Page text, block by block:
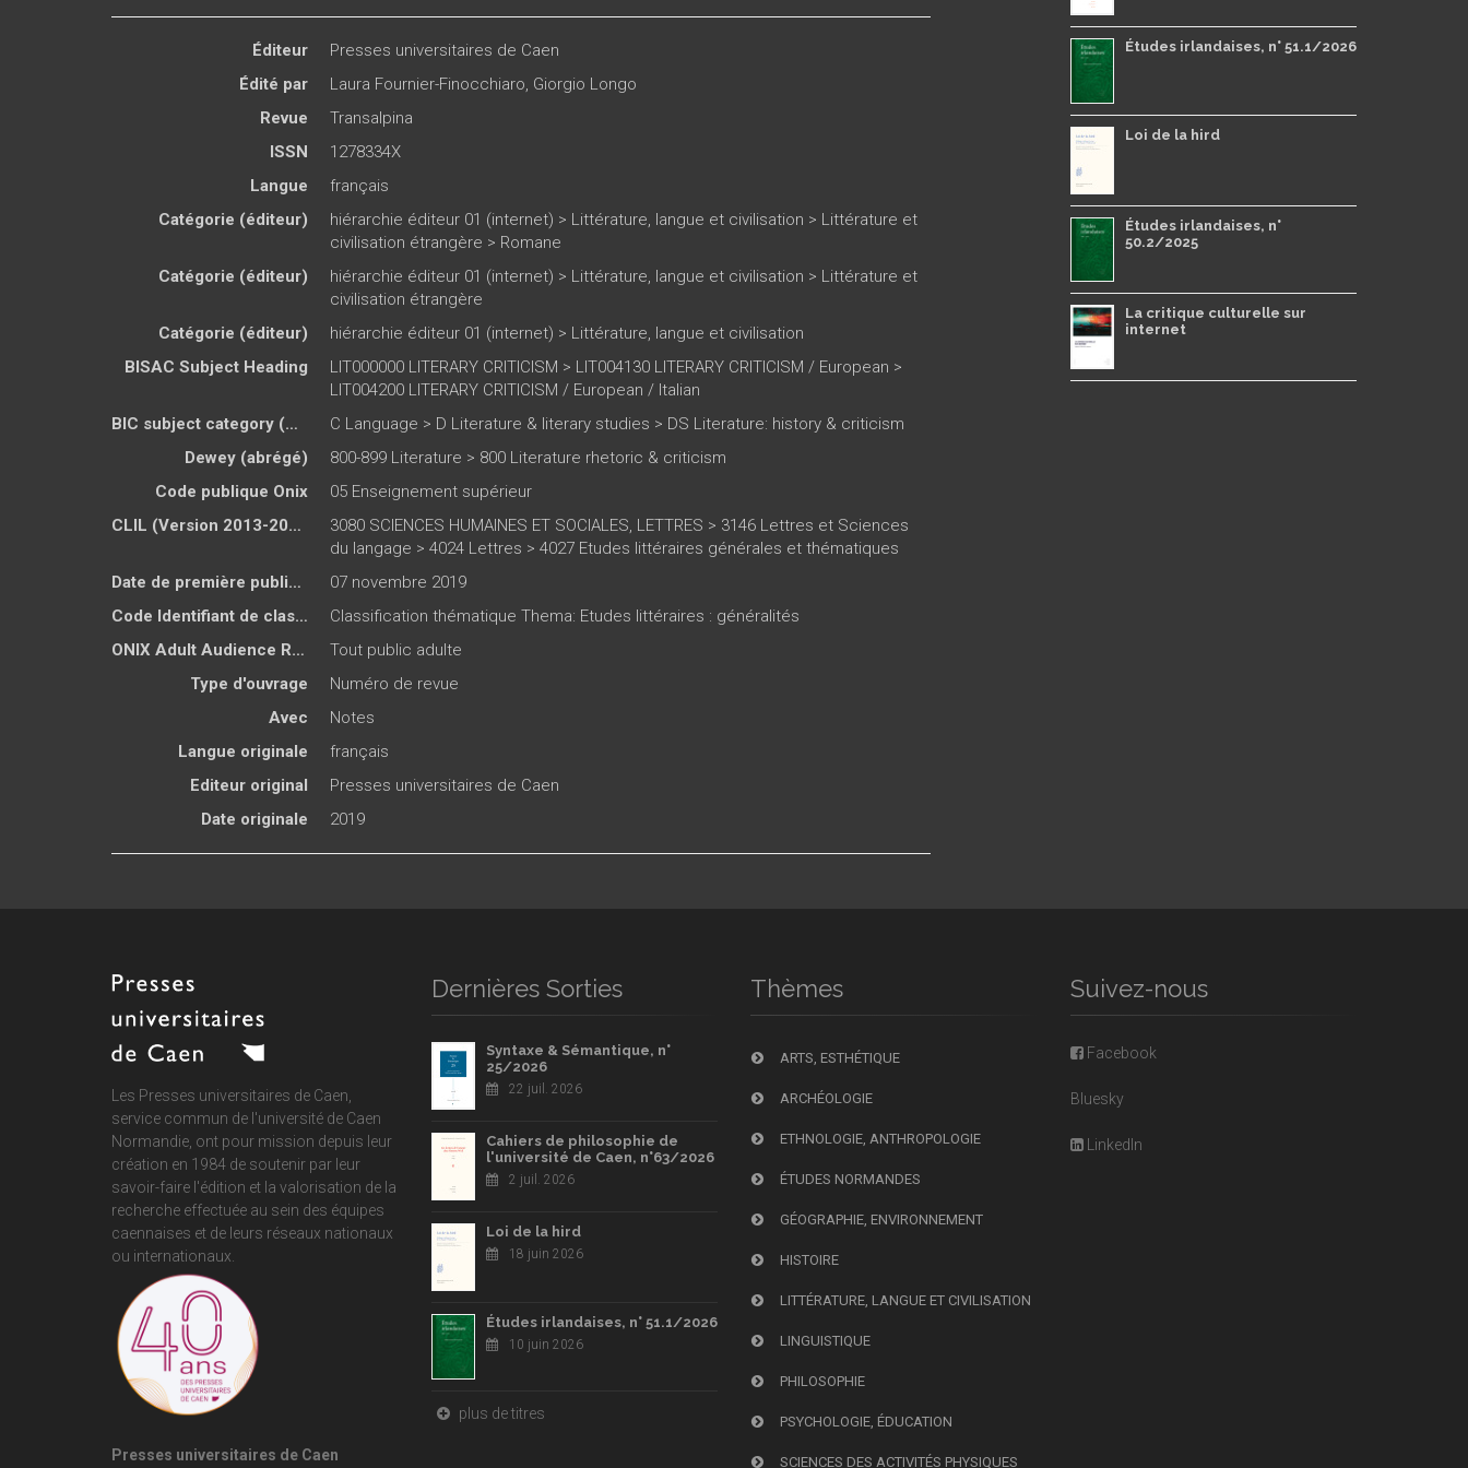
Éditeur
Presses universitaires de Caen
Édité par
Laura Fournier-Finocchiaro Giorgio Longo
Revue
Transalpina
ISSN
1278334X
Langue
français
Catégorie (éditeur)
hiérarchie éditeur 01 (internet) > Littérature, langue et civilisation > Littérature et
civilisation étrangère > Romane
Catégorie (éditeur)
hiérarchie éditeur 01 (internet) > Littérature, langue et civilisation > Littérature et
civilisation étrangère
Catégorie (éditeur)
hiérarchie éditeur 01 (internet) > Littérature, langue et civilisation
BISAC Subject Heading
LIT000000 LITERARY CRITICISM > LIT004130 LITERARY CRITICISM / European >
LIT004200 LITERARY CRITICISM / European / Italian
BIC subject category (UK)
C Language > D Literature & literary studies > DS Literature: history & criticism
Dewey (abrégé)
800-899 Literature > 800 Literature rhetoric & criticism
Code publique Onix
05 Enseignement supérieur
CLIL (Version 2013-2019 )
3080 SCIENCES HUMAINES ET SOCIALES, LETTRES > 3146 Lettres et Sciences
du langage > 4024 Lettres > 4027 Etudes littéraires générales et thématiques
Date de première publication du titre
07 novembre 2019
Code Identifiant de classement sujet
Classification thématique Thema: Etudes littéraires : généralités
ONIX Adult Audience Rating
Tout public adulte
Type d'ouvrage
Numéro de revue
Avec
Notes
Langue originale
français
Editeur original
Presses universitaires de Caen
Date originale
2019
Études irlandaises, n° 51.1/2026
Loi de la hird
Études irlandaises, n°
50.2/2025
La critique culturelle sur
internet
Les Presses universitaires de Caen,
service commun de l'université de Caen
Normandie , ont pour mission depuis leur
création en 1984 de soutenir par leur
savoir-faire l'édition et la valorisation de la
recherche effectuée au sein des équipes
caennaises et de leurs réseaux nationaux
ou internationaux.
Presses universitaires de Caen
Dernières Sorties
Syntaxe & Sémantique, n°
25/2026
22 juil. 2026
Cahiers de philosophie de
l'université de Caen, n°63/2026
2 juil. 2026
Loi de la hird
18 juin 2026
Études irlandaises, n° 51.1/2026
10 juin 2026
plus de titres
Thèmes
ARTS, ESTHÉTIQUE
ARCHÉOLOGIE
ETHNOLOGIE, ANTHROPOLOGIE
ÉTUDES NORMANDES
GÉOGRAPHIE, ENVIRONNEMENT
HISTOIRE
LITTÉRATURE, LANGUE ET CIVILISATION
LINGUISTIQUE
PHILOSOPHIE
PSYCHOLOGIE, ÉDUCATION
SCIENCES DES ACTIVITÉS PHYSIQUES
Suivez-nous
Facebook
Bluesky
LinkedIn